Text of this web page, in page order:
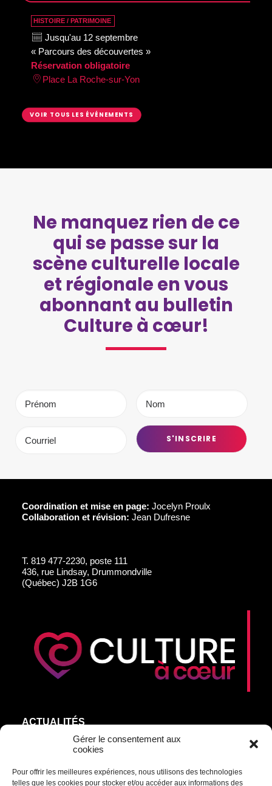
Gérer le consentement aux
cookies
Pour offrir les meilleures expériences, nous utilisons des technologies
telles que les cookies pour stocker et/ou accéder aux informations des
HISTOIRE / PATRIMOINE
Jusqu'au 12 septembre
« Parcours des découvertes »
Réservation obligatoire
Place La Roche-sur-Yon
VOIR TOUS LES ÉVÉNEMENTS
Ne manquez rien de ce
qui se passe sur la
scène culturelle locale
et régionale en vous
abonnant au bulletin
Culture à cœur!
Coordination et mise en page: Jocelyn Proulx
Collaboration et révision: Jean Dufresne
T. 819 477-2230, poste 111
436, rue Lindsay, Drummondville
(Québec) J2B 1G6
ACTUALITÉS
AGEND’ART
NOS ARTISTES
ÉDITIONS